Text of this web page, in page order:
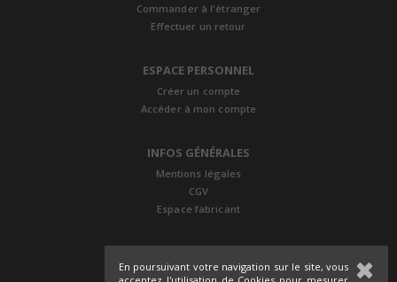
En poursuivant votre navigation sur le site, vous
Commander à l'étranger
Effectuer un retour
ESPACE PERSONNEL
Créer un compte
Accéder à mon compte
INFOS GÉNÉRALES
Mentions légales
CGV
Espace fabricant